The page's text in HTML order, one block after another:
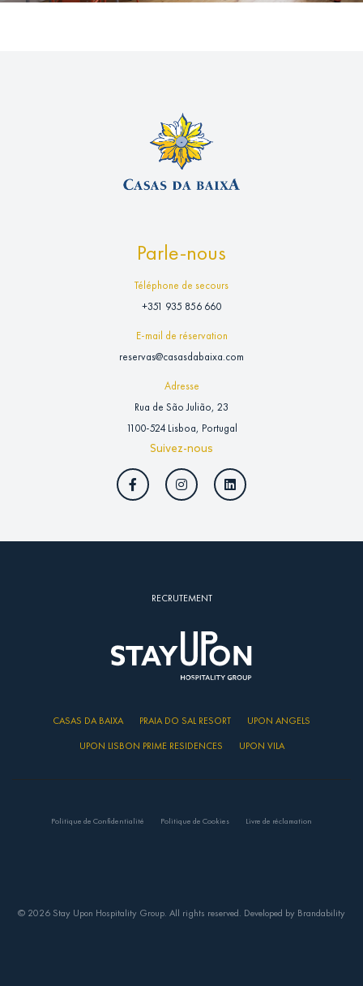
Parle-nous
Téléphone de secours
+351 935 856 660
E-mail de réservation
reservas@casasdabaixa.com
Adresse
Rua de São Julião, 23
1100-524 Lisboa, Portugal
Suivez-nous
RECRUTEMENT
CASAS DA BAIXA PRAIA DO SAL RESORT
UPON ANGELS
UPON LISBON PRIME RESIDENCES
UPON VILA
Politique de Confidentialité Politique de Cookies Livre de réclamation
© 2026 Stay Upon Hospitality Group. All rights reserved. Developed by Brandability